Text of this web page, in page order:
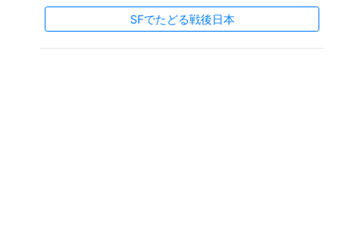
SFでたどる戦後日本